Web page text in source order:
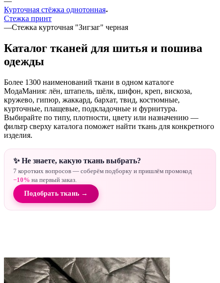
Курточная стёжка однотонная
Стежка принт
—Стежка курточная "Зигзаг" черная
Каталог тканей для шитья и пошива
одежды
Более 1300 наименований ткани в одном каталоге
МодаМания: лён, штапель, шёлк, шифон, креп, вискоза,
кружево, гипюр, жаккард, бархат, твид, костюмные,
курточные, плащевые, подкладочные и фурнитура.
Выбирайте по типу, плотности, цвету или назначению —
фильтр сверху каталога поможет найти ткань для конкретного
изделия.
✨ Не знаете, какую ткань выбрать?
7 коротких вопросов — соберём подборку и пришлём промокод
−10% на первый заказ.
Подобрать ткань →